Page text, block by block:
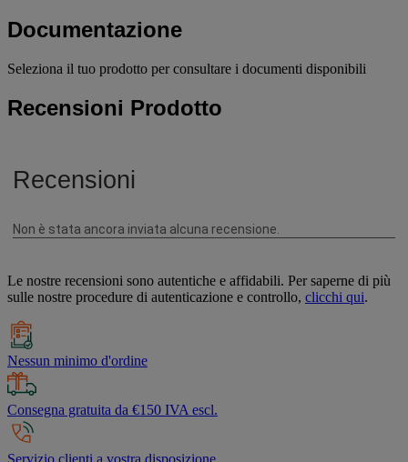
Documentazione
Seleziona il tuo prodotto per consultare i documenti disponibili
Recensioni Prodotto
Le nostre recensioni sono autentiche e affidabili. Per saperne di più
sulle nostre procedure di autenticazione e controllo, clicchi qui.
Nessun minimo d'ordine
Consegna gratuita da €150 IVA escl.
Servizio clienti a vostra disposizione